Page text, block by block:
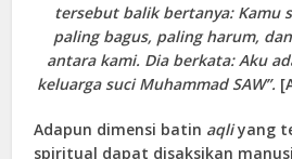
tersebut balik bertanya: Kamu
paling bagus, paling harum,
antara kami. Dia berkata: Aku
keluarga suci Muhammad SAW”.
Adapun dimensi batin aqliyang
spiritual dapat disaksikan